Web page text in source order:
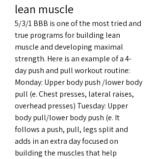
lean muscle
5/3/1 BBB is one of the most tried and
true programs for building lean
muscle and developing maximal
strength. Here is an example of a 4-
day push and pull workout routine:
Monday: Upper body push /lower body
pull (e. Chest presses, lateral raises,
overhead presses) Tuesday: Upper
body pull/lower body push (e. It
follows a push, pull, legs split and
adds in an extra day focused on
building the muscles that help